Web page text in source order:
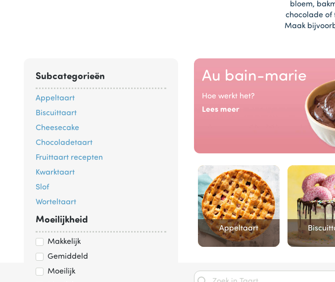
bloem,
chocolade of
Maak
Subcategorieën
Appeltaart
Biscuittaart
Cheesecake
Chocoladetaart
Fruittaart recepten
Kwarktaart
Slof
Worteltaart
Moeilijkheid
Makkelijk
Gemiddeld
Moeilijk
Au bain-marie
Hoe werkt het?
Lees meer
Appeltaart